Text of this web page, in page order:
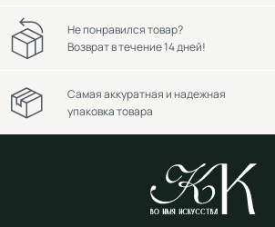
Не понравился товар?
Возврат в течение 14 дней!
Самая аккуратная и надежная
упаковка товара